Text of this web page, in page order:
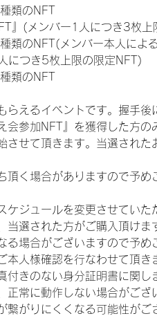
類のNFT
』(メンバー1人につき3枚上
のNFT(メンバー本人によ
につき5枚上限の限定NFT)
類のNFT
らえるイベントです。握手
会参加NFT』を獲得した方
させて頂きます。当選され
く場合がありますので予め
ジュールを変更させていた
選された方がご購入頂けま
場合がございますので予め
人様確認を行なわせて頂き
付きのない身分証明書に関し
常に動作しない場合がござ
繋がりにくくなる可能性が